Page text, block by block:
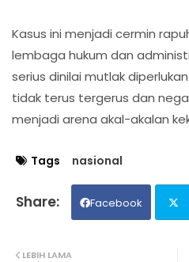
Kasus ini menjadi cermin
lembaga hukum dan
serius dinilai mutlak
tidak terus tergerus dan
menjadi arena akal-akalan
Tags nasional
Facebook
LEBIH LAMA